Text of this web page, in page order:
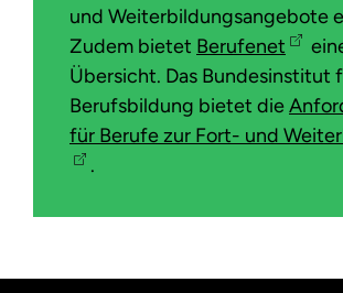
und Weiterbildungsangebote
Zudem bietet Berufenet
Übersicht. Das Bundesinstitut
Berufsbildung bietet die
für Berufe zur Fort- und
.